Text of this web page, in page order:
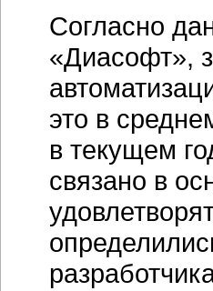
Согласно
«Диасофт»,
это в
в текущем
связано в